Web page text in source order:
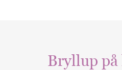
Bryllup på